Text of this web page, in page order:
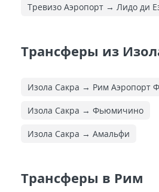
Тревизо Аэропорт → Лидо ди
Трансферы из
Изола Сакра → Рим Аэропорт
Изола Сакра → Фьюмичино
Изола Сакра → Амальфи
Трансферы в Рим